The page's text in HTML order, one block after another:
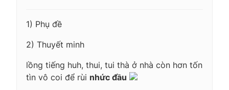
1) Phụ đề
2) Thuyết minh
lồng tiếng huh, thui, tui thà ở nhà còn hơn tốn
tìn vô coi để rùi nhức đầu